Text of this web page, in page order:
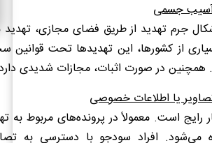
آسیب جسمی
جرم تهدید از طریق فضای مجازی،
از کشورها، این تهدیدها تحت قوانین
همچنین در صورت اثبات، مجازات شدیدی
یا اطلاعات خصوصی
رایج است. معمولاً در پرونده‌های مربوط به
افراد سودجو با دسترسی به